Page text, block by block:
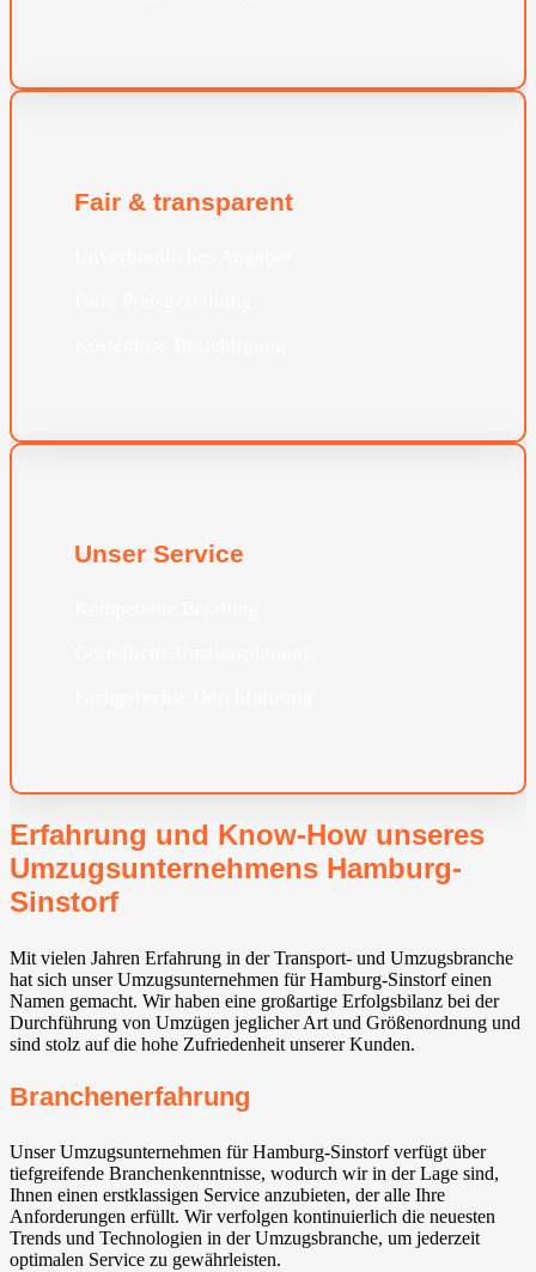
Fair & transparent
Unser Service
Erfahrung und Know-How unseres
Umzugsunternehmens Hamburg-
Sinstorf
Mit vielen Jahren Erfahrung in der Transport- und Umzugsbranche
hat sich unser Umzugsunternehmen für Hamburg-Sinstorf einen
Namen gemacht. Wir haben eine großartige Erfolgsbilanz bei der
Durchführung von Umzügen jeglicher Art und Größenordnung und
sind stolz auf die hohe Zufriedenheit unserer Kunden.
Branchenerfahrung
Unser Umzugsunternehmen für Hamburg-Sinstorf verfügt über
tiefgreifende Branchenkenntnisse, wodurch wir in der Lage sind,
Ihnen einen erstklassigen Service anzubieten, der alle Ihre
Anforderungen erfüllt. Wir verfolgen kontinuierlich die neuesten
Trends und Technologien in der Umzugsbranche, um jederzeit
optimalen Service zu gewährleisten.